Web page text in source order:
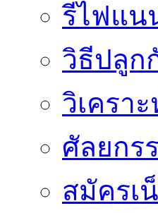
รีไฟแน
วิธีปลูก
วิเครา
ศัลยกร
สมัครเ